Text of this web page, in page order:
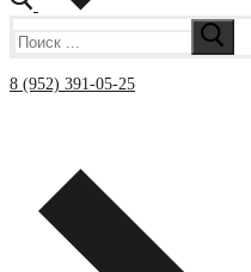
8 (952) 391-05-25